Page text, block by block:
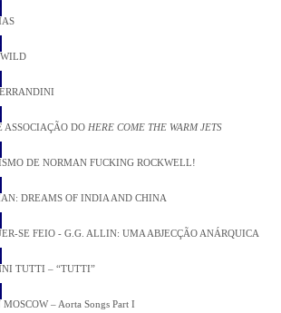
ASSOCIAÇÃO DO HERE COME THE WARM JETS
DE NORMAN FUCKING ROCKWELL!
DREAMS OF INDIA AND CHINA
SE FEIO - G.G. ALLIN: UMA ABJECÇÃO ANÁRQUICA
TUTTI – “TUTTI”
– Aorta Songs Part I